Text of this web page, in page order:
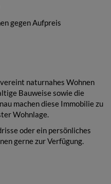
gegen Aufpreis
naturnahes Wohnen
Bauweise sowie die
machen diese Immobilie zu
Wohnlage.
oder ein persönliches
gerne zur Verfügung.